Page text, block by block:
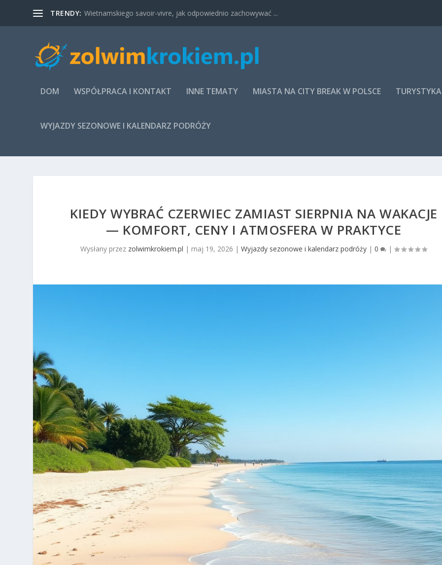
TRENDY: Wietnamskiego savoir-vivre, jak odpowiednio zachowywać ...
DOM WSPÓŁPRACA I KONTAKT INNE TEMATY MIASTA NA CITY BREAK W POLSCE TURYSTYKA
WYJAZDY SEZONOWE I KALENDARZ PODRÓŻY
KIEDY WYBRAĆ CZERWIEC ZAMIAST SIERPNIA NA WAKACJE
— KOMFORT, CENY I ATMOSFERA W PRAKTYCE
Wysłany przez zolwimkrokiem.pl | maj 19, 2026 |Wyjazdy sezonowe i kalendarz podróży |0 |